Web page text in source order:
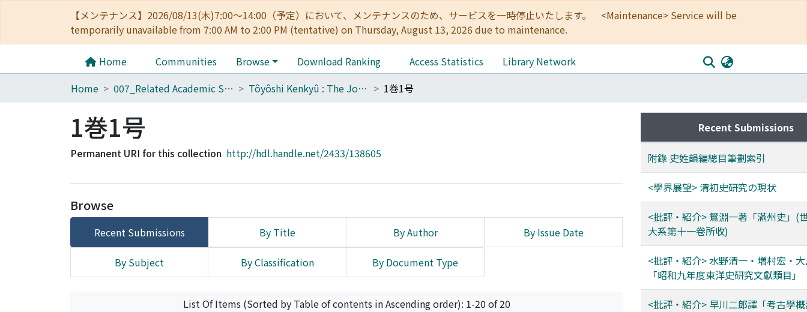
【メンテナンス】2026/08/13(木)7:00～14:00（予定）において、メンテナンスのため、サービスを一時停止いたします。 <Maintenance> Service will be
temporarily unavailable from 7:00 AM to 2:00 PM (tentative) on Thursday, August 13, 2026 due to maintenance.
Home Communities Browse Download Ranking Access Statistics
Library Network
Home
007_Related Academic Societies Tôyôshi Kenkyû : The Journal of Oriental Researches 1巻1号
1巻1号
Permanent URI for this collection http://hdl.handle.net/2433/138605
Browse
Recent Submissions By Title By Author By Issue Date
By Subject By Classification By Document Type
List Of Items (Sorted by Table of contents in Ascending order): 1-20 of 20
Recent Submissions
附錄 史姓韻編總目筆劃索引
<學界展望> 清初史研究の現状
<批評・紹介> 鴛淵一著「滿州史」(
大系第十一卷所收)
<批評・紹介> 水野清一・増村宏・
「昭和九年度東洋史研究文獻類目」
<批評・紹介> 早川二郎譯「考古學